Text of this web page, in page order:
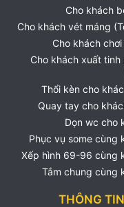
Cho khách
Cho khách vét máng
Cho khách chơi
Cho khách xuất tinh
Thổi kèn cho
Quay tay cho
Dọn wc cho
Phục vụ some cùng
Xếp hình 69-96 cùng
Tắm chung cùng
THÔNG